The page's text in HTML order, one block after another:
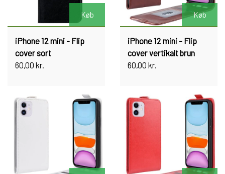
Køb
iPhone 12 mini - Flip
cover sort
60,00 kr.
Køb
iPhone 12 mini - Flip
cover vertikalt brun
60,00 kr.